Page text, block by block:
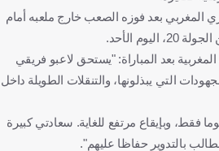
المغربي بعد فوزه الصعب خارج ملعبه أمام
بعد المباراة: "يستحق لاعبو فريقي
التي يبذلونها، والتنقلات الطويلة داخل
"خضنا 4 مباريات في 12 يوما فقط، وبإيقاع مرتفع للغاية. سعادتي كبيرة
بالتدوير حفاظا عليهم".